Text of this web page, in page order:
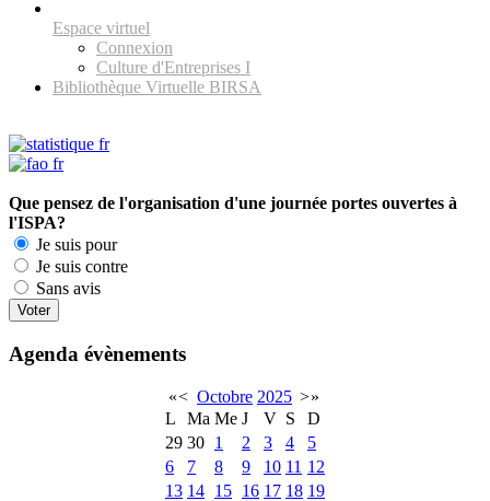
Espace virtuel
Connexion
Culture d'Entreprises I
Bibliothèque Virtuelle BIRSA
Que pensez de l'organisation d'une journée portes ouvertes à
l'ISPA?
Je suis pour
Je suis contre
Sans avis
Agenda évènements
«< Octobre 2025 >»
L
Ma Me J V S
D
29 30 1 2 3 4
5
6
7 8 9 10 11 12
13 14 15 16 17 18 19